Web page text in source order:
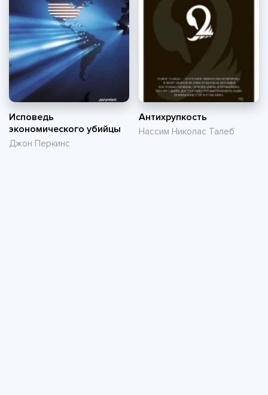
Исповедь
экономического убийцы
Джон Перкинс
Антихрупкость
Нассим Николас Талеб